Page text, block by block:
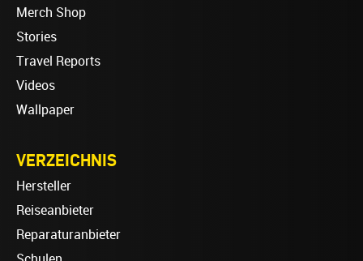
Merch Shop
Stories
Travel Reports
Videos
Wallpaper
VERZEICHNIS
Hersteller
Reiseanbieter
Reparaturanbieter